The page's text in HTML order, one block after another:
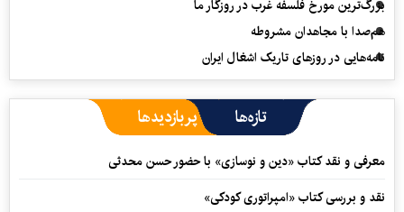
بزرگ‌ترین مورخ فلسفه غرب در روزگار ما
هم‌صدا با مجاهدان مشروطه
نامه‌هایی در روزهای تاریک اشغال ایران
تازه‌ها پربازدیدها
معرفی و نقد کتاب «دین و نوسازی» با حضور حسن محدثی
نقد و بررسی کتاب «امپراتوری کودکی»